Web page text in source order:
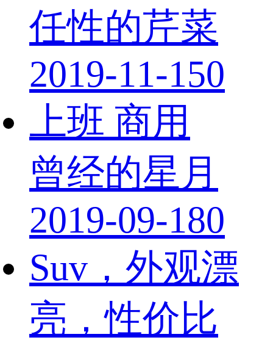
任性的芹菜
2019-11-150
上班 商用
曾经的星月
2019-09-180
Suv，外观漂
亮，性价比